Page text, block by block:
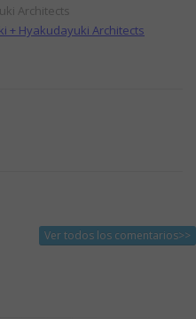
Architects
+ Hyakudayuki Architects
Ver todos los comentarios>>